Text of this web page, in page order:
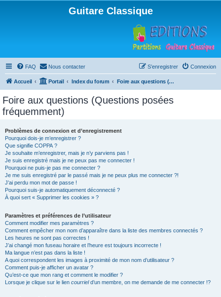
Guitare Classique
FAQ Nous contacter Connexion
S’enregistrer
Accueil Portail Index du forum Foire aux questions (Questions posées fréquemment)
Foire aux questions (Questions posées
fréquemment)
Problèmes de connexion et d’enregistrement
Pourquoi dois-je m’enregistrer ?
Que signifie COPPA ?
Je souhaite m’enregistrer, mais je n’y parviens pas !
Je suis enregistré mais je ne peux pas me connecter !
Pourquoi ne puis-je pas me connecter ?
Je me suis enregistré par le passé mais je ne peux plus me connecter ?!
J’ai perdu mon mot de passe !
Pourquoi suis-je automatiquement déconnecté ?
À quoi sert « Supprimer les cookies » ?
Paramètres et préférences de l’utilisateur
Comment modifier mes paramètres ?
Comment empêcher mon nom d’apparaître dans la liste des membres connectés ?
Les heures ne sont pas correctes !
J’ai changé mon fuseau horaire et l’heure est toujours incorrecte !
Ma langue n’est pas dans la liste !
A quoi correspondent les images à proximité de mon nom d’utilisateur ?
Comment puis-je afficher un avatar ?
Qu’est-ce que mon rang et comment le modifier ?
Lorsque je clique sur le lien courrield’un membre, on me demande de me connecter !?